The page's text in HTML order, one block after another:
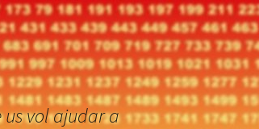
us vol ajudar a